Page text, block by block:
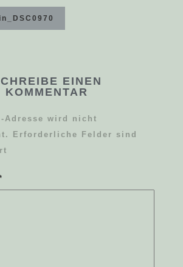
_DSC0970
EINEN
KOMMENTAR
Adresse wird nicht
Erforderliche Felder sind